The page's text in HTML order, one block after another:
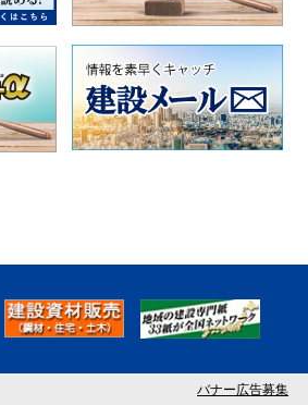
バナー広告募集